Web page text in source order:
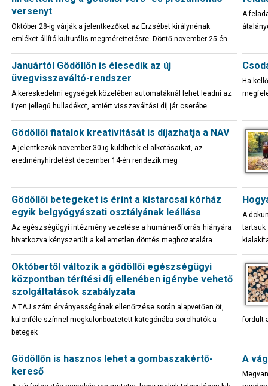
versenyt
Október 28-ig várják a jelentkezőket az Erzsébet királynénak
emléket állító kulturális megmérettetésre. Döntő november 25-én
A
Januártól Gödöllőn is élesedik az új
üvegvisszaváltó-rendszer
A kereskedelmi egységek közelében automatáknál lehet leadni az
ilyen jellegű hulladékot, amiért visszaváltási díj jár cserébe
Ha
Gödöllői fiatalok kreativitását is díjazhatja a NAV
A jelentkezők november 30-ig küldhetik el alkotásaikat, az
eredményhirdetést december 14-én rendezik meg
Gödöllői betegeket is érint a kistarcsai kórház
egyik belgyógyászati osztályának leállása
Az egészségügyi intézmény vezetése a humánerőforrás hiányára
hivatkozva kényszerült a kellemetlen döntés meghozatalára
A
tartsuk
Októbertől változik a gödöllői egészségügyi
központban térítési díj ellenében igénybe vehető
szolgáltatások szabályzata
A TAJ szám érvényességének ellenőrzése során alapvetően öt,
különféle színnel megkülönböztetett kategóriába sorolhatók a
betegek
fordult
Gödöllőn is hasznos lehet a gombaszakértő-
kereső
A